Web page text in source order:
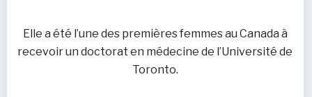
Elle a été l’une des premières femmes au Canada à
recevoir un doctorat en médecine de l’Université de
Toronto.